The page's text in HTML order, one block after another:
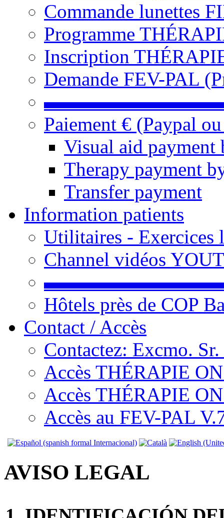
Commande lunettes
Programme
Inscription
Demande FEV-PAL
Paiement € (Paypal
Visual aid payment
Therapy payment
Transfer payment
Information patients
Utilitaires - Exercices
Channel vidéos
Hôtels près de COP
Contact / Accès
Contactez: Excmo.
Accès THÉRAPIE
Accès THÉRAPIE
Accès au FEV-PAL
AVISO LEGAL